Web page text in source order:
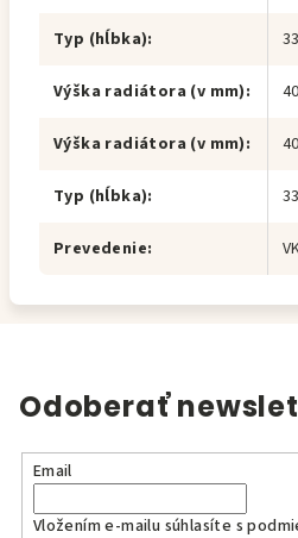
Typ (hĺbka): 33
Výška radiátora (v mm):
Výška radiátora (v mm):
Typ (hĺbka): 33
Prevedenie:
Odoberať
Email
Vložením e-mailu súhlasíte s